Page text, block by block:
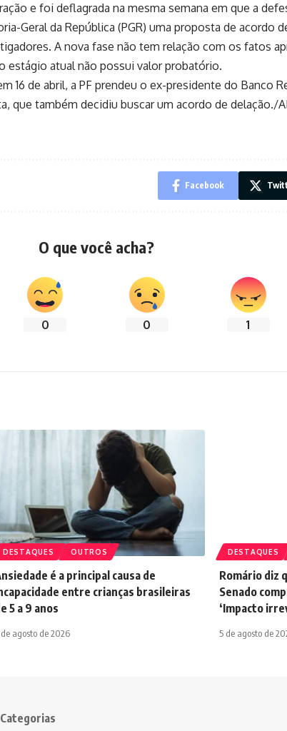
e foi deflagrada na mesma semana em que a
Geral da República (PGR) uma proposta de acordo
A nova fase não tem relação com os fatos
estágio atual não possui valor probatório.
16 de abril, a PF prendeu o ex-presidente do Banco
que também decidiu buscar um acordo de delação./
Facebook
O que você acha?
0 0 1
DESTAQUES OUTROS
é a principal causa de
entre crianças brasileiras
5 a 9 anos
de agosto de 2026
DESTAQUES
Romário diz
Senado
‘Impacto
5 de agosto de
Categorias